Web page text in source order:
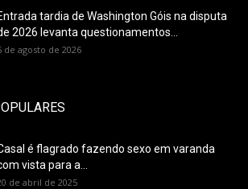
tardia de Washington Góis na disputa
2026 levanta questionamentos...
de agosto de 2026
é flagrado fazendo sexo em varanda
vista para a...
de abril de 2025